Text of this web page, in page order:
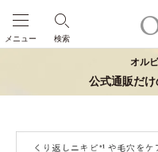
検索
メニュー
オル
公式通販だけ